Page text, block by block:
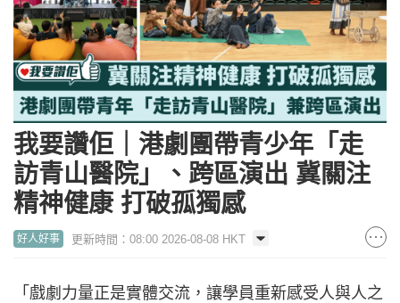
我要讚佢｜港劇團帶青少年「走
訪青山醫院」、跨區演出 冀關注
精神健康 打破孤獨感
好人好事 更新時間：08:00 2026-08-08 HKT
「戲劇力量正是實體交流，讓學員重新感受人與人之